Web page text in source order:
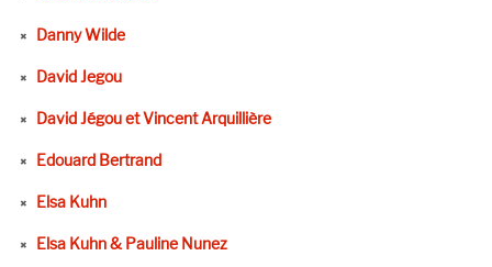
Danny Wilde
David Jegou
David Jégou et Vincent Arquillière
Edouard Bertrand
Elsa Kuhn
Elsa Kuhn & Pauline Nunez